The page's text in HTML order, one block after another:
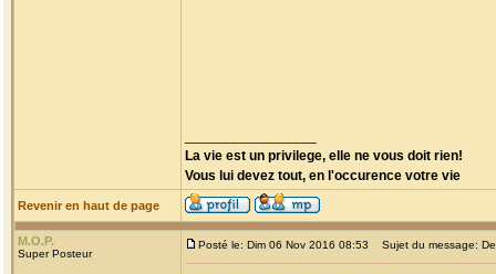
La vie est un privilege, elle ne vous doit rien!
Vous lui devez tout, en l'occurence votre vie
Revenir en haut de page
M.O.P.
Super Posteur
Posté le: Dim 06 Nov 2016 08:53 Sujet du message: